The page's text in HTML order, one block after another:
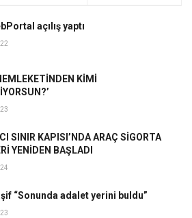
açılış yaptı
KİMİ
SINIR KAPISI’NDA ARAÇ SİGORTA
YENİDEN BAŞLADI
“Sonunda adalet yerini buldu”